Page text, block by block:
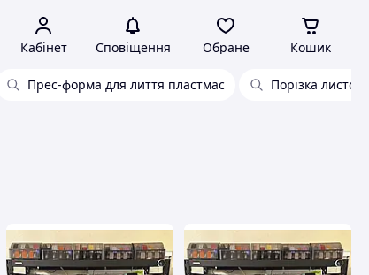
Кабінет Сповіщення Обране Кошик
Прес-форма для лиття пластмас Порізка